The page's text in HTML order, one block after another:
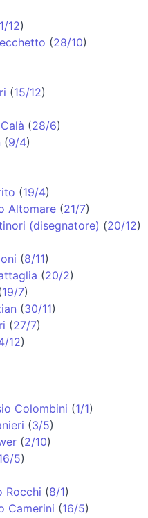
12)
(28/10)
(15/12)
(28/6)
(9/4)
(19/4)
Altomare(21/7)
(disegnatore) (20/12)
(8/11)
(20/2)
19/7)
(30/11)
(27/7)
12)
Colombini (1/1)
(3/5)
(2/10)
5)
Rocchi (8/1)
Camerini (16/5)